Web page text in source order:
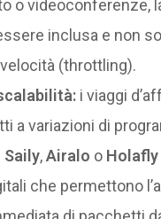
o videoconferenze,
inclusa e non
(throttling).
i viaggi
a variazioni di
Saily,Airalo o Holafly
che permettono